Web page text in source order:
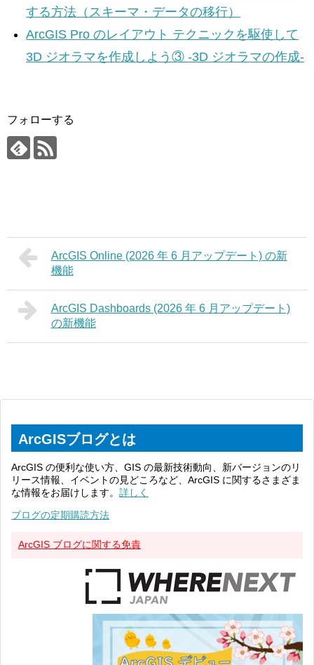
する方法（スキーマ・データの移行）
ArcGIS Pro のレイアウト テクニックを駆使して
3D ジオラマを作成しよう③ -3D ジオラマの作成-
フォローする
ArcGIS Online (2026 年 6 月アップデート) の新
機能
ArcGIS Dashboards (2026 年 6 月アップデート)
の新機能
ArcGISブログとは
ArcGIS の便利な使い方、GIS の最新技術動向、新バージョンのリ
リース情報、イベントの見どころなど、ArcGIS に関するさまざま
な情報をお届けします。 詳しく
ブログの定期購読方法
ArcGIS ブログに関する免責